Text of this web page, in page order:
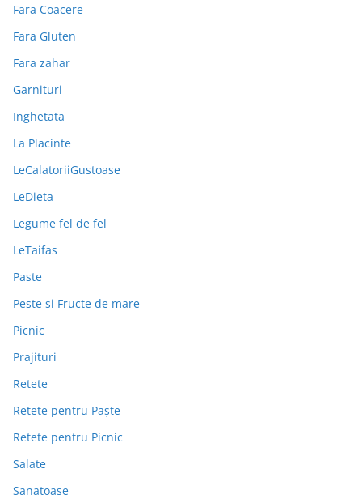
Fara Coacere
Fara Gluten
Fara zahar
Garnituri
Inghetata
La Placinte
LeCalatoriiGustoase
LeDieta
Legume fel de fel
LeTaifas
Paste
Peste si Fructe de mare
Picnic
Prajituri
Retete
Retete pentru Paște
Retete pentru Picnic
Salate
Sanatoase